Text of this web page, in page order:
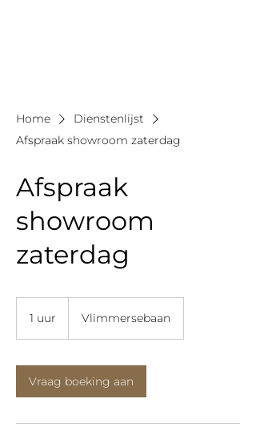
Home
Dienstenlijst
Afspraak showroom zaterdag
Afspraak
showroom
zaterdag
1 uur Vlimmersebaan
Vraag boeking aan